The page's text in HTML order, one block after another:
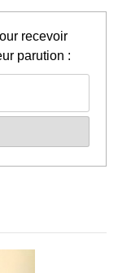
recevoir
parution :